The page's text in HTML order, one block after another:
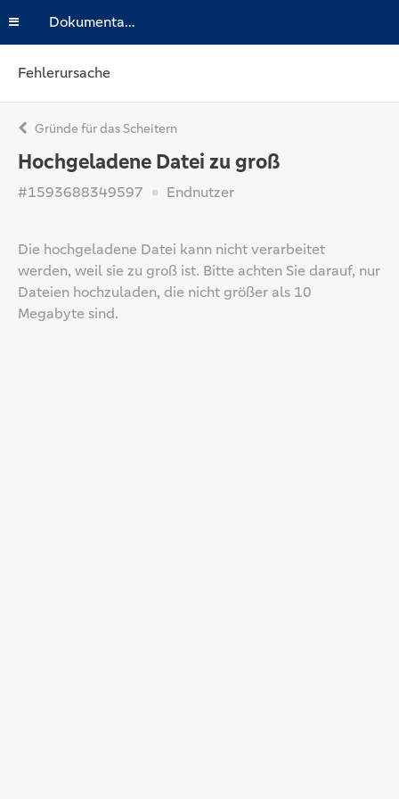
Dokumentation
Fehlerursache
Gründe für das Scheitern
Hochgeladene Datei zu groß
#1593688349597 Endnutzer
Die hochgeladene Datei kann nicht verarbeitet
werden, weil sie zu groß ist. Bitte achten Sie darauf, nur
Dateien hochzuladen, die nicht größer als 10
Megabyte sind.